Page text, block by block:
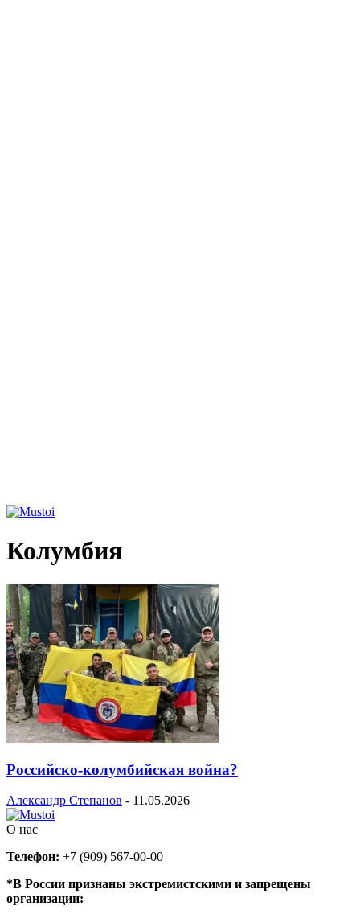
Колумбия
Российско-колумбийская война?
Александр Степанов - 11.05.2026
О нас
Телефон: +7 (909) 567-00-00
*В России признаны экстремистскими и запрещены
организации: